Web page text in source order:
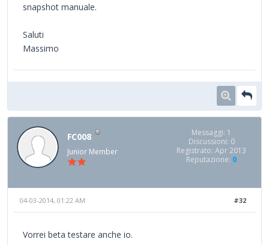
snapshot manuale.
Saluti
Massimo
FC008
Junior Member
Messaggi: 1
Discussioni: 0
Registrato: Apr 2013
Reputazione: 0
#32
04-03-2014, 01:22 AM
Vorrei beta testare anche io.